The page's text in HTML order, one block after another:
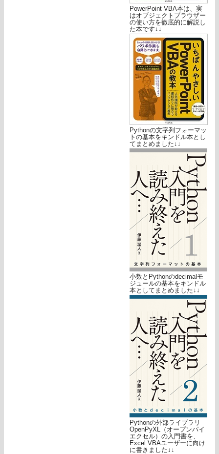
PowerPoint VBA本は、実
はオブジェクトブラウザー
の使い方を徹底的に解説し
た本です↓↓
Pythonの文字列フォーマッ
トの基本をキンドル本とし
てまとめました↓↓
小数とPythonのdecimalモ
ジュールの基本をキンドル
本としてまとめました↓↓
Pythonの外部ライブラリ
OpenPyXL（オープンパイ
エクセル）の入門書を、
Excel VBAユーザーに向け
に書きました↓↓